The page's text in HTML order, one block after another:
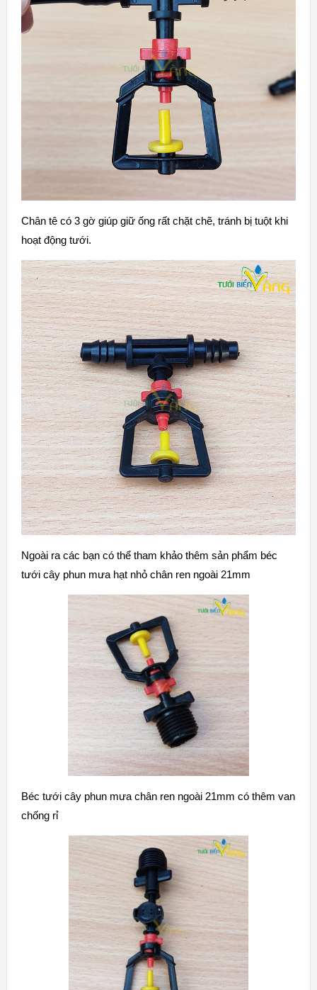
Chân tê có 3 gờ giúp giữ ống rất chặt chẽ, tránh bị tuột khi
hoạt động tưới.
Ngoài ra các bạn có thể tham khảo thêm sản phẩm béc
tưới cây phun mưa hạt nhỏ chân ren ngoài 21mm
Béc tưới cây phun mưa chân ren ngoài 21mm có thêm van
chống rỉ